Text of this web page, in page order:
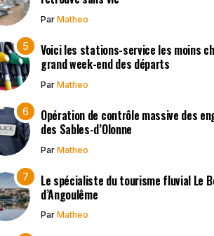
Par Matheo
Voici les stations-service les moins
grand week-end des départs
Par Matheo
Opération de contrôle massive des
des Sables-d’Olonne
Par Matheo
Le spécialiste du tourisme fluvial Le
d’Angoulême
Par Matheo